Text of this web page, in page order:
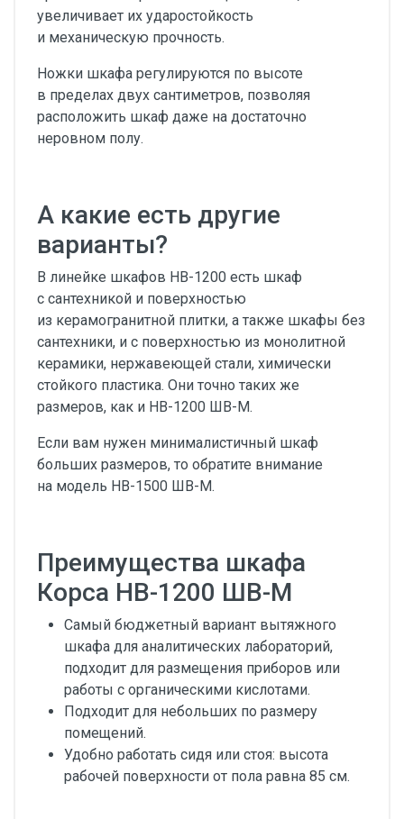
увеличивает их ударостойкость
и механическую прочность.
Ножки шкафа регулируются по высоте
в пределах двух сантиметров, позволяя
расположить шкаф даже на достаточно
неровном полу.
А какие есть другие
варианты?
В линейке шкафов НВ-1200 есть шкаф
с сантехникой и поверхностью
из керамогранитной плитки, а также шкафы без
сантехники, и с поверхностью из монолитной
керамики, нержавеющей стали, химически
стойкого пластика. Они точно таких же
размеров, как и НВ-1200 ШВ-М.
Если вам нужен минималистичный шкаф
больших размеров, то обратите внимание
на модель НВ-1500 ШВ-М.
Преимущества шкафа
Корса НВ-1200 ШВ-М
Самый бюджетный вариант вытяжного
шкафа для аналитических лабораторий,
подходит для размещения приборов или
работы с органическими кислотами.
Подходит для небольших по размеру
помещений.
Удобно работать сидя или стоя: высота
рабочей поверхности от пола равна 85 см.